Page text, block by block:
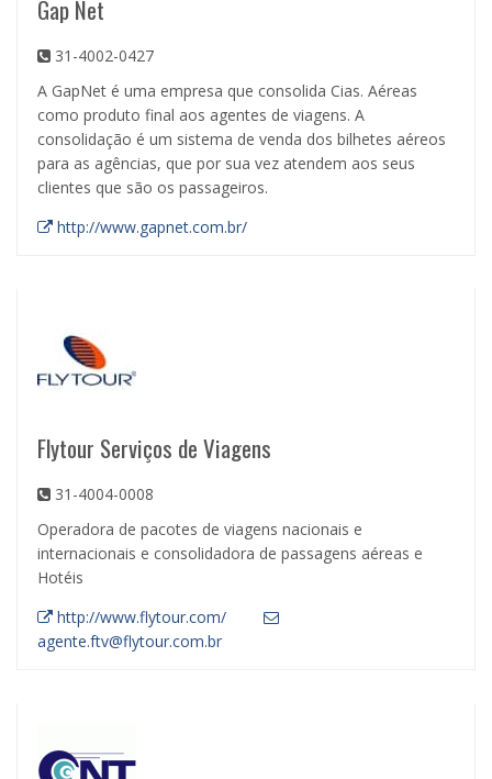
Gap Net
31-4002-0427
A GapNet é uma empresa que consolida Cias. Aéreas
como produto final aos agentes de viagens. A
consolidação é um sistema de venda dos bilhetes aéreos
para as agências, que por sua vez atendem aos seus
clientes que são os passageiros.
http://www.gapnet.com.br/
Flytour Serviços de Viagens
31-4004-0008
Operadora de pacotes de viagens nacionais e
internacionais e consolidadora de passagens aéreas e
Hotéis
http://www.flytour.com/
agente.ftv@flytour.com.br